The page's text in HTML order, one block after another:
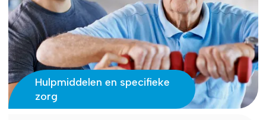
Hulpmiddelen en specifieke
zorg